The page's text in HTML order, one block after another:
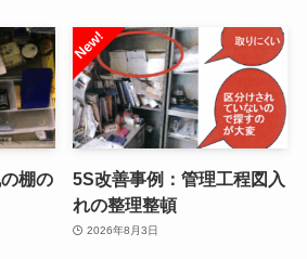
棚の
5S改善事例：管理工程図入
れの整理整頓
2026年8月3日